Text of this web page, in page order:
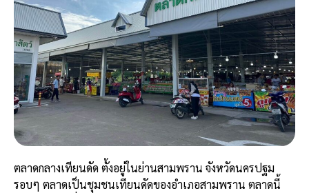
ตลาดกลางเทียนดัด ตั้งอยู่ในย่านสามพราน จังหวัดนครปฐม
รอบๆ ตลาดเป็นชุมชนเทียนดัดของอำเภอสามพราน ตลาดนี้